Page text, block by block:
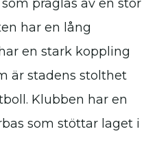
präglas av en stor
har en lång
en stark koppling
är stadens stolthet
Klubben har en
som stöttar laget i